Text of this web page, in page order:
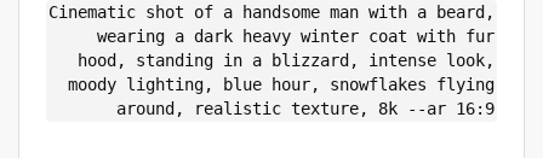
Cinematic shot of a handsome man with a beard,
wearing a dark heavy winter coat with fur
hood, standing in a blizzard, intense look,
moody lighting, blue hour, snowflakes flying
around, realistic texture, 8k --ar 16:9